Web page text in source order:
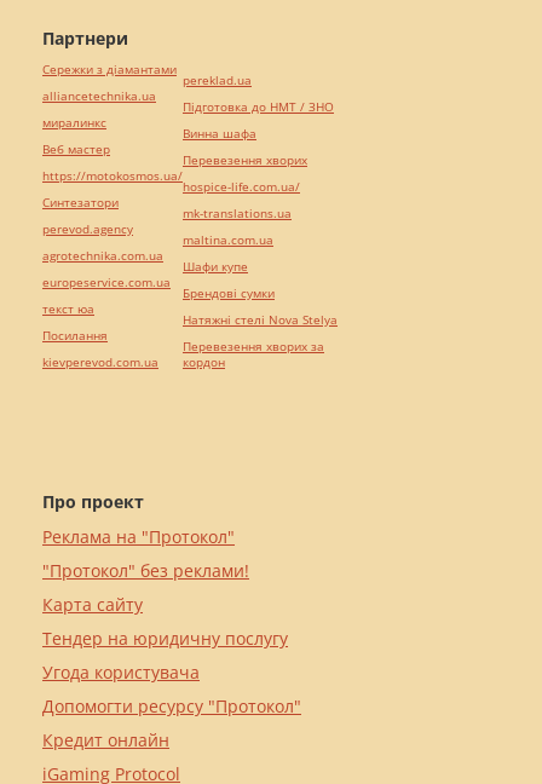
Про проект
Реклама на "Протокол"
"Протокол" без реклами!
Карта сайту
Тендер на юридичну послугу
Угода користувача
Допомогти ресурсу "Протокол"
Кредит онлайн
iGaming Protocol
Партнери
Сережки з діамантами
alliancetechnika.ua
миралинкс
Веб мастер
https://motokosmos.ua/
Синтезатори
perevod.agency
agrotechnika.com.ua
europeservice.com.ua
текст юа
Посилання
kievperevod.com.ua
pereklad.ua
Підготовка до НМТ / ЗНО
Винна шафа
Перевезення хворих
hospice-life.com.ua/
mk-translations.ua
maltina.com.ua
Шафи купе
Брендові сумки
Натяжні стелі Nova Stelya
Перевезення хворих за
кордон